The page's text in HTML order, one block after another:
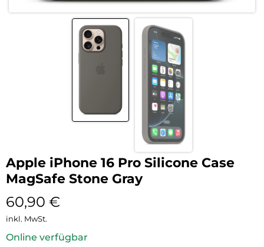
Apple iPhone 16 Pro Silicone Case
MagSafe Stone Gray
60,90 €
inkl. MwSt.
Online verfügbar